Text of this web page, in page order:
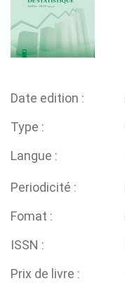
Date edition
Type
Langue
Periodicité
Fomat
ISSN
Prix de livre